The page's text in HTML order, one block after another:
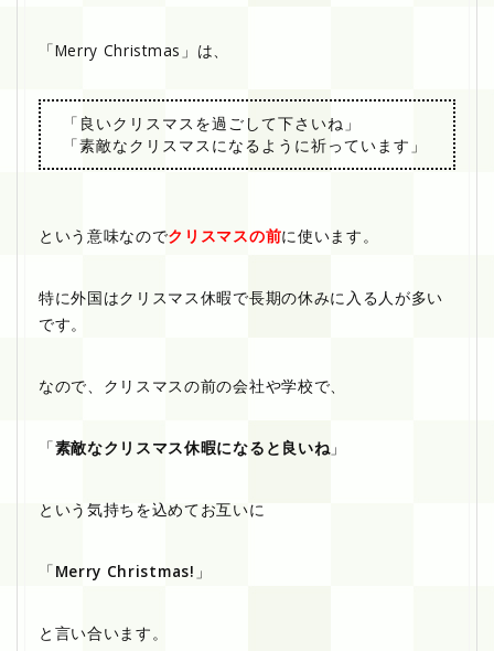
「Merry Christmas」は、
「良いクリスマスを過ごして下さいね」
「素敵なクリスマスになるように祈っています」
という意味なのでクリスマスの前に使います。
特に外国はクリスマス休暇で長期の休みに入る人が多い
です。
なので、クリスマスの前の会社や学校で、
「素敵なクリスマス休暇になると良いね 」
という気持ちを込めてお互いに
「Merry Christmas! 」
と言い合います。